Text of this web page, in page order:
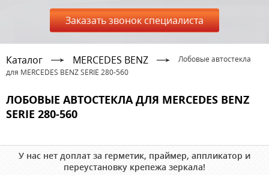
Заказать звонок специалиста
Каталог MERCEDES BENZ
Лобовые автостекла
для MERCEDES BENZ SERIE 280-560
ЛОБОВЫЕ АВТОСТЕКЛА ДЛЯ MERCEDES BENZ
SERIE 280-560
У нас нет доплат за герметик, праймер, аппликатор и
переустановку крепежа зеркала!